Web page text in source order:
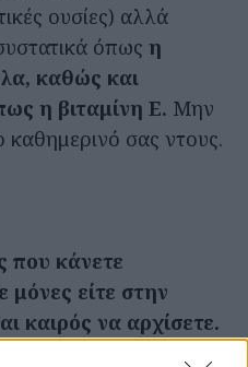
ουσίες) αλλά
όπως η
καθώς και
η βιταμίνη Ε. Μην
καθημερινό σας ντους.
που κάνετε
μόνες είτε στην
καιρός να αρχίσετε.